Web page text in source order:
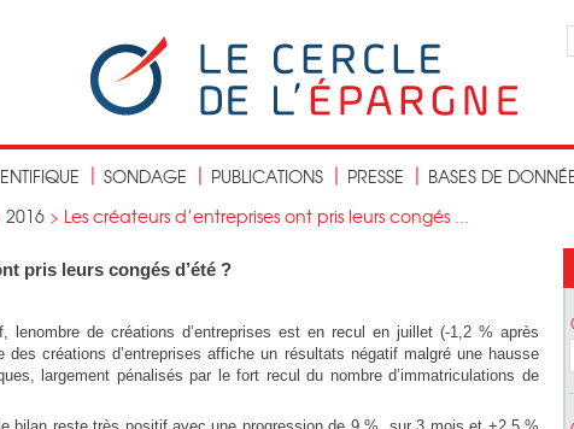
SONDAGE PUBLICATIONS PRESSE
BASES DE
2016 > Les créateurs d’entreprises ont pris leurs congés ...
pris leurs congés d’été ?
lenombre de créations d’entreprises est en recul en juillet (-1,2 % après
créations d’entreprises affiche un résultats négatif malgré une hausse
largement pénalisés par le fort recul du nombre d’immatriculations de